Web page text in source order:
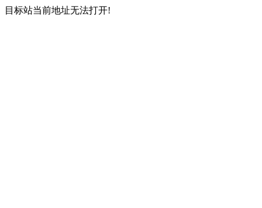
目标站当前地址无法打开!